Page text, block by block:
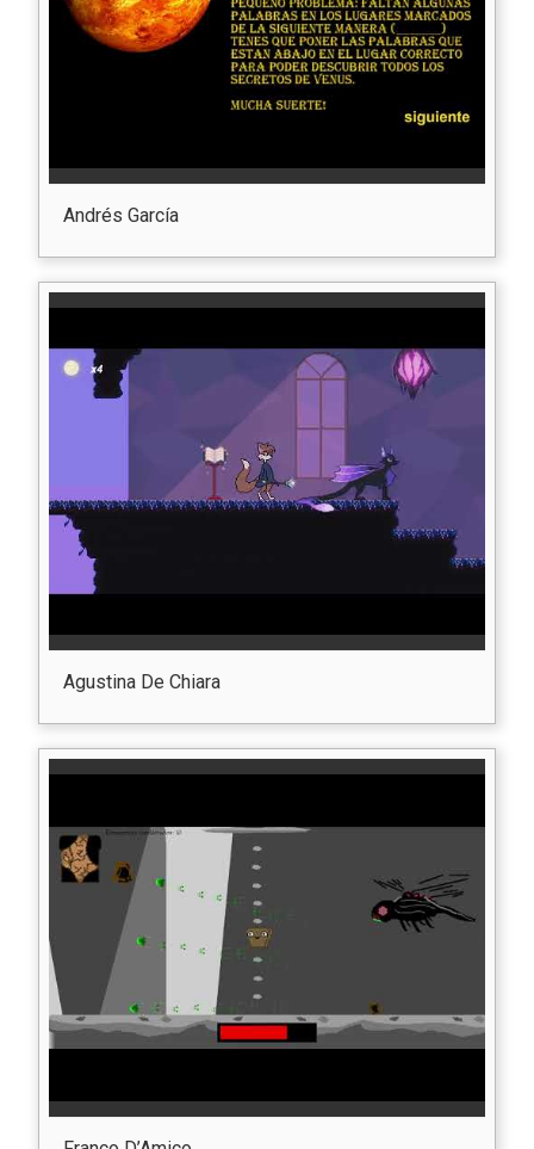
Andrés García
Agustina De Chiara